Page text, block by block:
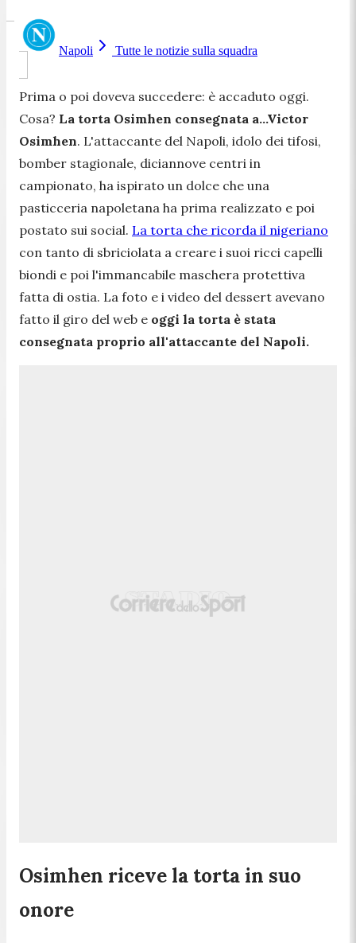
Napoli Tutte le notizie sulla squadra
Prima o poi doveva succedere: è accaduto oggi.
Cosa? La torta Osimhen consegnata a...Victor
Osimhen. L'attaccante del Napoli, idolo dei tifosi,
bomber stagionale, diciannove centri in
campionato, ha ispirato un dolce che una
pasticceria napoletana ha prima realizzato e poi
postato sui social. La torta che ricorda il nigeriano
con tanto di sbriciolata a creare i suoi ricci capelli
biondi e poi l'immancabile maschera protettiva
fatta di ostia. La foto e i video del dessert avevano
fatto il giro del web e oggi la torta è stata
consegnata proprio all'attaccante del Napoli.
Osimhen riceve la torta in suo
onore